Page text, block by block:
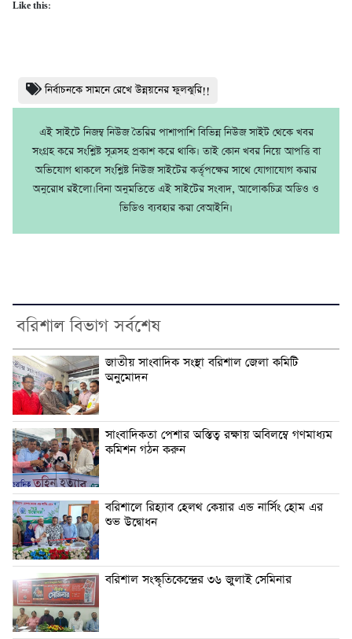
Like this:
নির্বাচনকে সামনে রেখে উন্নয়নের ফুলঝুরি!!
এই সাইটে নিজম্ব নিউজ তৈরির পাশাপাশি বিভিন্ন নিউজ সাইট থেকে খবর
সংগ্রহ করে সংশ্লিষ্ট সূত্রসহ প্রকাশ করে থাকি। তাই কোন খবর নিয়ে আপত্তি বা
অভিযোগ থাকলে সংশ্লিষ্ট নিউজ সাইটের কর্তৃপক্ষের সাথে যোগাযোগ করার
অনুরোধ রইলো।বিনা অনুমতিতে এই সাইটের সংবাদ, আলোকচিত্র অডিও ও
ভিডিও ব্যবহার করা বেআইনি।
বরিশাল বিভাগ সর্বশেষ
জাতীয় সাংবাদিক সংস্থা বরিশাল জেলা কমিটি
অনুমোদন
সাংবাদিকতা পেশার অস্তিত্ব রক্ষায় অবিলম্বে গণমাধ্যম
কমিশন গঠন করুন
বরিশালে রিহ্যাব হেলথ কেয়ার এন্ড নার্সিং হোম এর
শুভ উদ্বোধন
বরিশাল সংস্কৃতিকেন্দ্রের ৩৬ জুলাই সেমিনার